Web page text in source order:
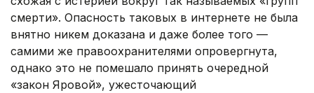
смерти». Опасность таковых в интернете не была
внятно никем доказана и даже более того —
самими же правоохранителями опровергнута,
однако это не помешало принять очередной
«закон Яровой», ужесточающий